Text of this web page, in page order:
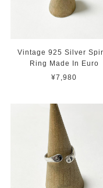
Vintage 925 Silver
Ring Made In Euro
¥7,980